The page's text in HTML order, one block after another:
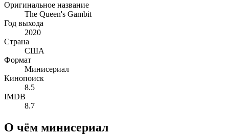
Оригинальное название
The Queen's Gambit
Год выхода
2020
Страна
США
Формат
Минисериал
Кинопоиск
8.5
IMDB
8.7
О чём минисериал